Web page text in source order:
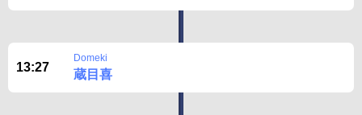
13:27
Domeki
蔵目喜